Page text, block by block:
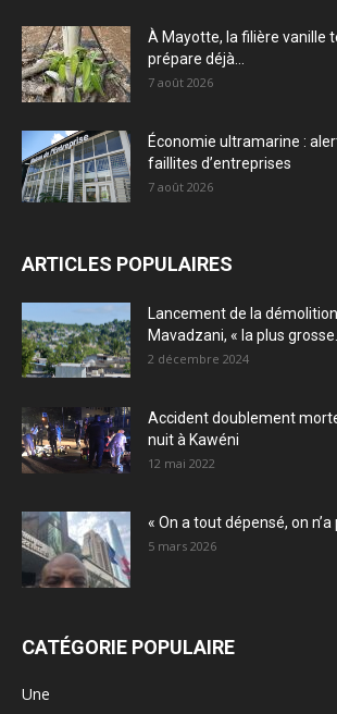
À Mayotte, la filière vanille
prépare déjà...
7 août 2026
Économie ultramarine :
faillites d’entreprises
7 août 2026
ARTICLES POPULAIRES
Lancement de la
Mavadzani, « la plus grosse...
2 décembre 2024
Accident doublement
nuit à Kawéni
12 mai 2022
« On a tout dépensé, on n’a
5 mars 2026
CATÉGORIE POPULAIRE
Une